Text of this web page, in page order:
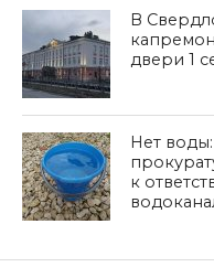
В
двери 1
Нет
к